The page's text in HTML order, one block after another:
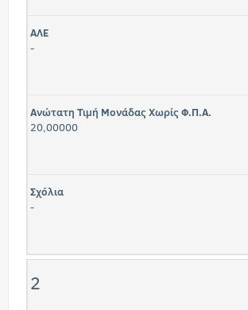
ΑΛΕ
-
Ανώτατη Τιμή Μονάδας Χωρίς Φ.Π.Α.
20,00000
Σχόλια
-
2